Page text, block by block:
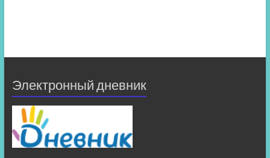
Электронный дневник